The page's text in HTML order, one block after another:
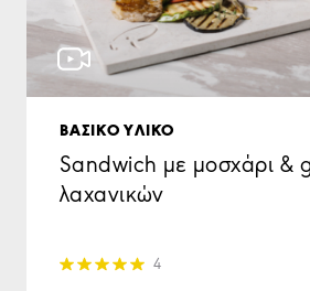
ΒΑΣΙΚΟ ΥΛΙΚΟ
Sandwich με μοσχάρι &
λαχανικών
4